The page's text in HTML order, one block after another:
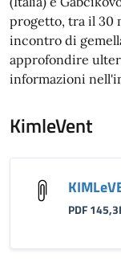
progetto, tra il 30
incontro di
approfondire
informazioni
KimleVent
PDF